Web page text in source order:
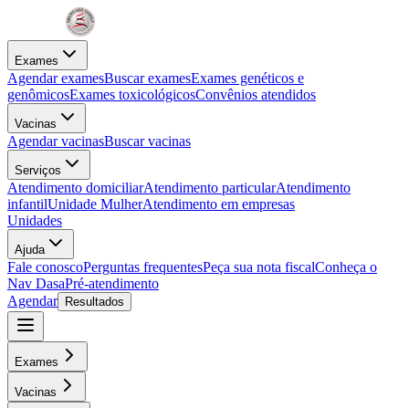
Exames
Agendar examesBuscar examesExames genéticos e
genômicosExames toxicológicosConvênios atendidos
Vacinas
Agendar vacinasBuscar vacinas
Serviços
Atendimento domiciliarAtendimento particularAtendimento
infantilUnidade MulherAtendimento em empresas
Unidades
Ajuda
Fale conoscoPerguntas frequentesPeça sua nota fiscalConheça o
Nav DasaPré-atendimento
Agendar
Resultados
Exames
Vacinas